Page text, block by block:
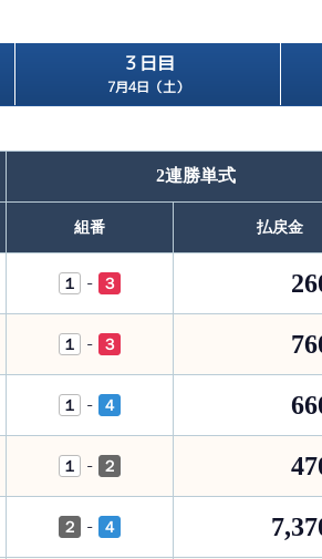
外向発売所「
３日目
7月4日（土）
2連勝単式
組番 払戻金
１ - ３
１ - ３
１ - ４
１ - ２
２ - ４